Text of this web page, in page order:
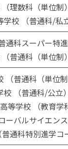
理数科（単位制
校 （普通科/私立
通科スーパー特進
普通科（単位制
（普通科（単位制
（普通科/公立）
等学校 （教育学
バルサイエン
通科特別進学コ